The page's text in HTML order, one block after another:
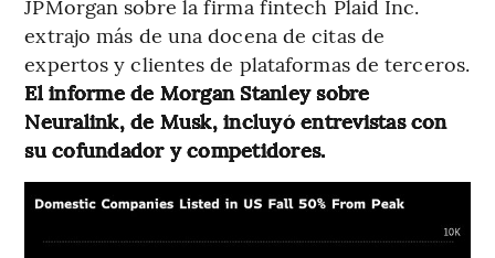
JPMorgan sobre la firma fintech Plaid Inc.
extrajo más de una docena de citas de
expertos y clientes de plataformas de terceros.
El informe de Morgan Stanley sobre
Neuralink, de Musk, incluyó entrevistas con
su cofundador y competidores.